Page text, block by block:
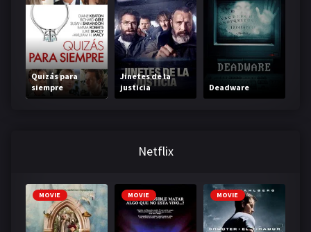
Quizás para
siempre
Jinetes de la
justicia
Deadware
Netflix
MOVIE MOVIE MOVIE